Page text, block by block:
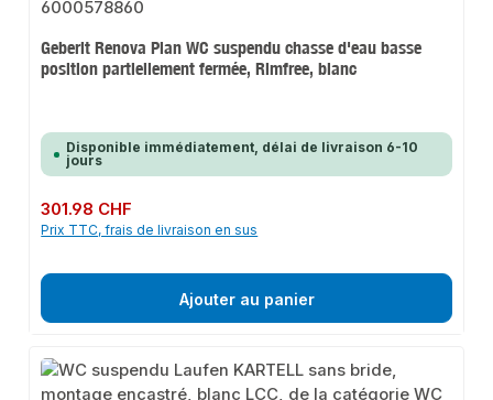
Geberit Renova Plan WC suspendu chasse d'eau basse
position partiellement fermée, Rimfree, blanc
Disponible immédiatement, délai de livraison 6-10
jours
Prix régulier :
301.98 CHF
Prix TTC, frais de livraison en sus
Ajouter au panier